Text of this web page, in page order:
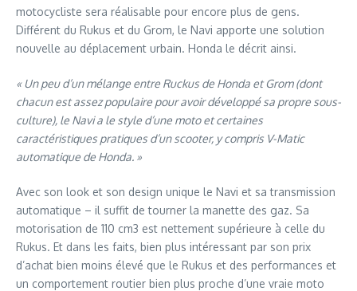
motocycliste sera réalisable pour encore plus de gens.
Différent du Rukus et du Grom, le Navi apporte une solution
nouvelle au déplacement urbain. Honda le décrit ainsi.
« Un peu d’un mélange entre Ruckus de Honda et Grom (dont
chacun est assez populaire pour avoir développé sa propre sous-
culture), le Navi a le style d’une moto et certaines
caractéristiques pratiques d’un scooter, y compris V-Matic
automatique de Honda. »
Avec son look et son design unique le Navi et sa transmission
automatique – il suffit de tourner la manette des gaz. Sa
motorisation de 110 cm3 est nettement supérieure à celle du
Rukus. Et dans les faits, bien plus intéressant par son prix
d’achat bien moins élevé que le Rukus et des performances et
un comportement routier bien plus proche d’une vraie moto